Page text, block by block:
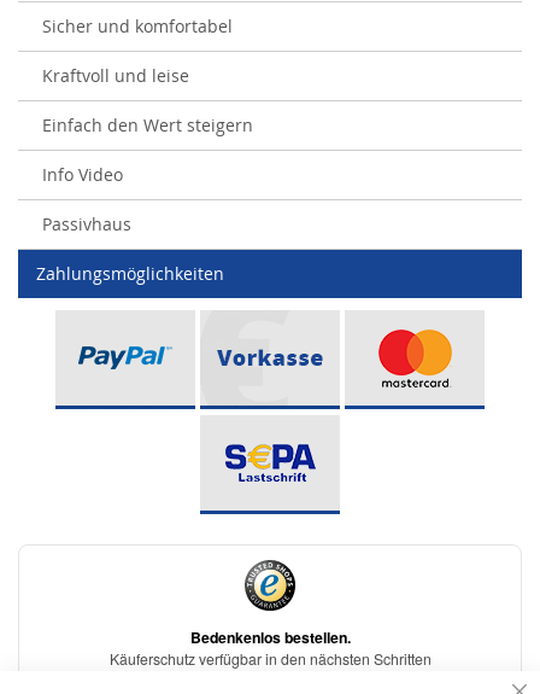
Sicher und komfortabel
Kraftvoll und leise
Einfach den Wert steigern
Info Video
Passivhaus
Zahlungsmöglichkeiten